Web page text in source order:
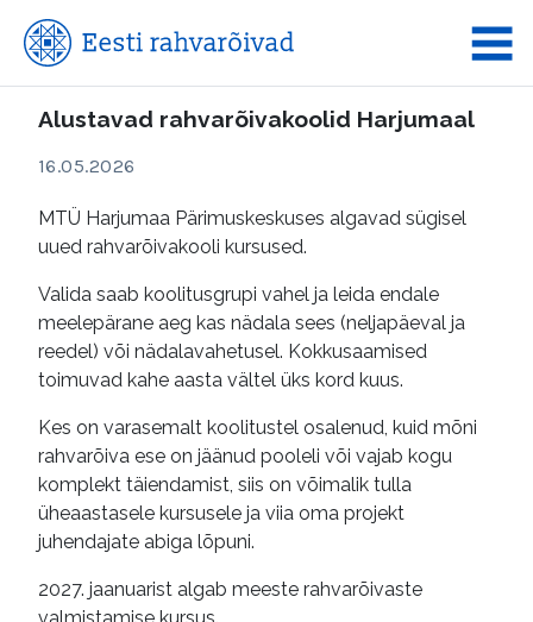
Alustavad rahvarõivakoolid Harjumaal
16.05.2026
MTÜ Harjumaa Pärimuskeskuses algavad sügisel
uued rahvarõivakooli kursused.
Valida saab koolitusgrupi vahel ja leida endale
meelepärane aeg kas nädala sees (neljapäeval ja
reedel) või nädalavahetusel. Kokkusaamised
toimuvad kahe aasta vältel üks kord kuus.
Kes on varasemalt koolitustel osalenud, kuid mõni
rahvarõiva ese on jäänud pooleli või vajab kogu
komplekt täiendamist, siis on võimalik tulla
üheaastasele kursusele ja viia oma projekt
juhendajate abiga lõpuni.
2027. jaanuarist algab meeste rahvarõivaste